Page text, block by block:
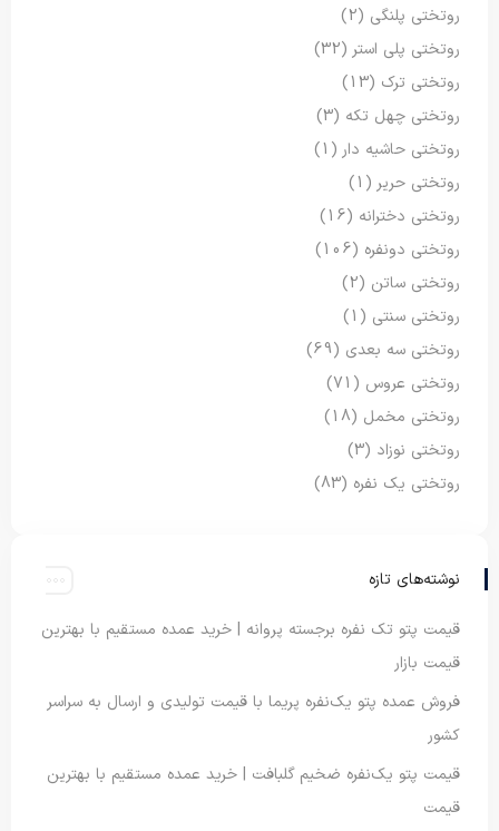
روتختی پلنگی (2)
روتختی پلی استر (32)
روتختی ترک (13)
روتختی چهل تکه (3)
روتختی حاشیه دار (1)
روتختی حریر (1)
روتختی دخترانه (16)
روتختی دونفره (106)
روتختی ساتن (2)
روتختی سنتی (1)
روتختی سه بعدی (69)
روتختی عروس (71)
روتختی مخمل (18)
روتختی نوزاد (3)
روتختی یک نفره (83)
نوشته‌های تازه
قیمت پتو تک نفره برجسته پروانه | خرید عمده مستقیم با بهترین
قیمت بازار
فروش عمده پتو یک‌نفره پریما با قیمت تولیدی و ارسال به سراسر
کشور
قیمت پتو یک‌نفره ضخیم گلبافت | خرید عمده مستقیم با بهترین
قیمت